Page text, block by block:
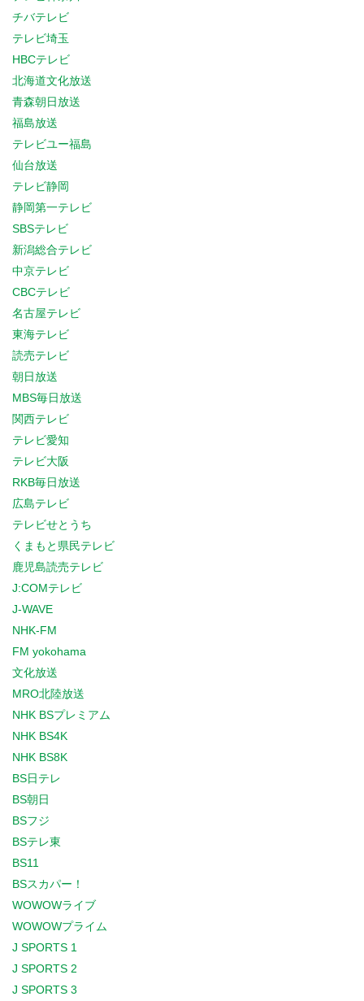
チバテレビ
テレビ埼玉
HBCテレビ
北海道文化放送
青森朝日放送
福島放送
テレビユー福島
仙台放送
テレビ静岡
静岡第一テレビ
SBSテレビ
新潟総合テレビ
中京テレビ
CBCテレビ
名古屋テレビ
東海テレビ
読売テレビ
朝日放送
MBS毎日放送
関西テレビ
テレビ愛知
テレビ大阪
RKB毎日放送
広島テレビ
テレビせとうち
くまもと県民テレビ
鹿児島読売テレビ
J:COMテレビ
J-WAVE
NHK-FM
FM yokohama
文化放送
MRO北陸放送
NHK BSプレミアム
NHK BS4K
NHK BS8K
BS日テレ
BS朝日
BSフジ
BSテレ東
BS11
BSスカパー！
WOWOWライブ
WOWOWプライム
J SPORTS 1
J SPORTS 2
J SPORTS 3